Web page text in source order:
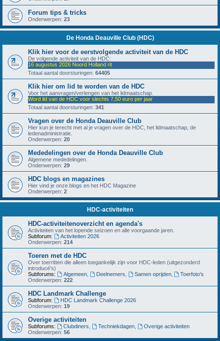
Forum tips & tricks
Onderwerpen: 23
De Honda Deauville Club (HDC)
Klik hier voor de eerstvolgende activiteit van de HDC
De volgende activiteit van de HDC:
16 augustus 2026 Noord Holland rit
Totaal aantal doorsturingen: 64405
Klik hier om lid te worden van de HDC
Voor het aanvragen/verlengen van het lidmaatschap.
Word lid van de HDC voor slechts 7,50 euro per jaar
Totaal aantal doorsturingen: 341
Vragen over de Honda Deauville Club
Hier kun je terecht met al je vragen over de HDC, het lidmaatschap, de
ledenadministratie.
Onderwerpen: 20
Mededelingen over de Honda Deauville Club
Algemene mededelingen.
Onderwerpen: 29
HDC blogs en magazines
Hier vind je onze blogs en het HDC Magazine
Onderwerpen: 2
HDC-activiteiten
HDC-activiteitenoverzicht en agenda's
Activiteiten van het lopende seizoen en alle voorgaande jaren.
Subforum:
Activiteiten 2026
Onderwerpen: 214
Toeren met de HDC
Over toerritten die alleen toegankelijk zijn voor HDC-leden (uitgezonderd
introducé's)
Subforums:
Algemeen, Deelnemers Samen oprijden,
Toerfoto's
Onderwerpen: 222
HDC Landmark Challenge
Subforum:
HDC Landmark Challenge 2026
Onderwerpen: 19
Overige activiteiten
Subforums: Clubdiners Techniekdagen,
Overige activiteiten
Onderwerpen: 56